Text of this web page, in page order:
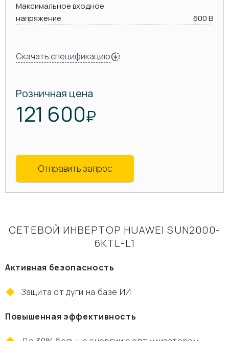
Максимальное входное
напряжение
600 В
Скачать спецификацию
Розничная цена
121 600₽
Отправить запрос
СЕТЕВОЙ ИНВЕРТОР HUAWEI SUN2000-
6KTL-L1
Активная безопасность
Защита от дуги на базе ИИ
Повышенная эффективность